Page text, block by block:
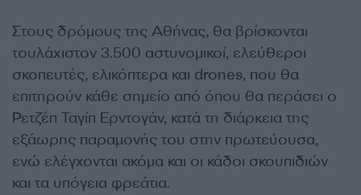
Στους δρόμους της Αθήνας, θα βρίσκονται
τουλάχιστον 3.500 αστυνομικοί, ελεύθεροι
σκοπευτές, ελικόπτερα και drones, που θα
επιτηρούν κάθε σημείο από όπου θα περάσει ο
Ρετζέπ Ταγίπ Ερντογάν, κατά τη διάρκεια της
εξάωρης παραμονής του στην πρωτεύουσα,
ενώ ελέγχονται ακόμα και οι κάδοι σκουπιδιών
και τα υπόγεια φρεάτια.